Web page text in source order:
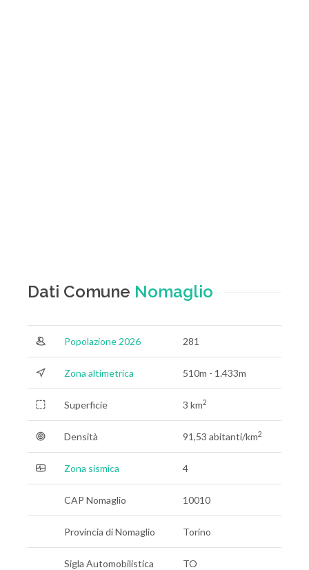
Dati Comune Nomaglio
Popolazione 2026 281
Zona altimetrica 510m - 1.433m
Superficie 3 km2
Densità 91,53 abitanti/km2
Zona sismica 4
CAP Nomaglio 10010
Provincia di Nomaglio Torino
Sigla Automobilistica TO